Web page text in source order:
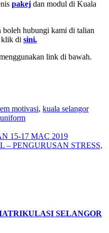
pakej dan modul di Kuala
boleh hubungi kami di talian
klik di sini.
link di bawah.
motivasi, kuala selangor
15-17 MAC 2019
– PENGURUSAN STRESS,
SELANGOR